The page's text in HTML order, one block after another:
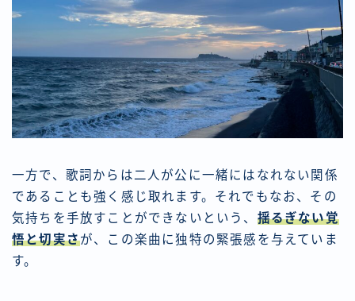
一方で、歌詞からは二人が公に一緒にはなれない関係
であることも強く感じ取れます。それでもなお、その
気持ちを手放すことができないという、 揺るぎない覚
悟と切実さが、この楽曲に独特の緊張感を与えていま
す。